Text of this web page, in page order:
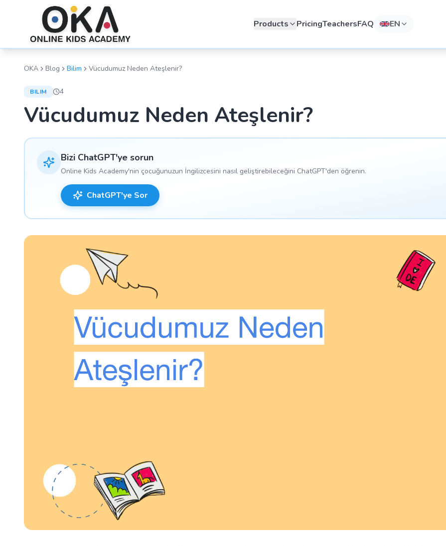
Products PricingTeachersFAQ EN
OKA Blog Bilim Vücudumuz Neden Ateşlenir?
BILIM 4
Vücudumuz Neden Ateşlenir?
Bizi ChatGPT'ye sorun
Online Kids Academy'nin çocuğunuzun İngilizcesini nasıl geliştirebileceğini ChatGPT'den öğrenin.
ChatGPT'ye Sor